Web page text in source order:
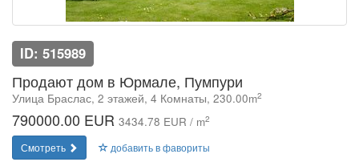
ID: 515989
Продают дом в Юрмале, Пумпури
Улица Браслас, 2 этажей, 4 Комнаты, 230.00m2
790000.00 EUR 3434.78 EUR / m2
Смотреть добавить в фавориты